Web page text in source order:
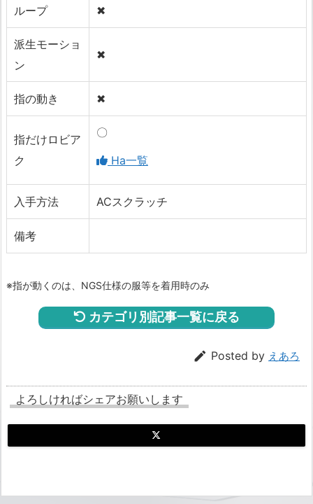
ループ ✖
派生モーショ
ン
✖
指の動き ✖
指だけロビア
ク
〇
Ha一覧
入手方法 ACスクラッチ
備考
※指が動くのは、NGS仕様の服等を着用時のみ
カテゴリ別記事一覧に戻る
 Posted by えあろ
よろしければシェアお願いします